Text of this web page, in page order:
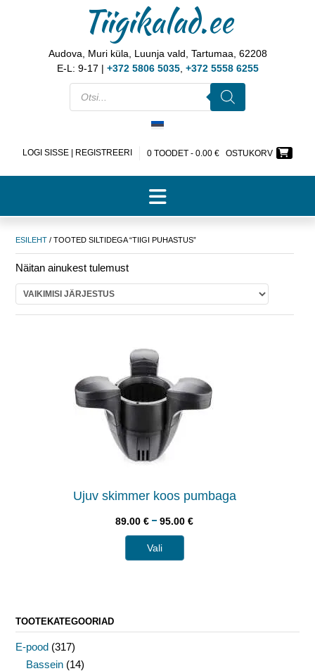
Tiigikalad.ee
Audova, Muri küla, Luunja vald, Tartumaa, 62208
E-L: 9-17 | +372 5806 5035, +372 5558 6255
LOGI SISSE | REGISTREERI 0 TOODET - 0.00 € OSTUKORV
ESILEHT / TOOTED SILTIDEGA “TIIGI PUHASTUS”
Näitan ainukest tulemust
Ujuv skimmer koos pumbaga
89.00€ – 95.00€
Vali
TOOTEKATEGOORIAD
E-pood (317)
Bassein (14)